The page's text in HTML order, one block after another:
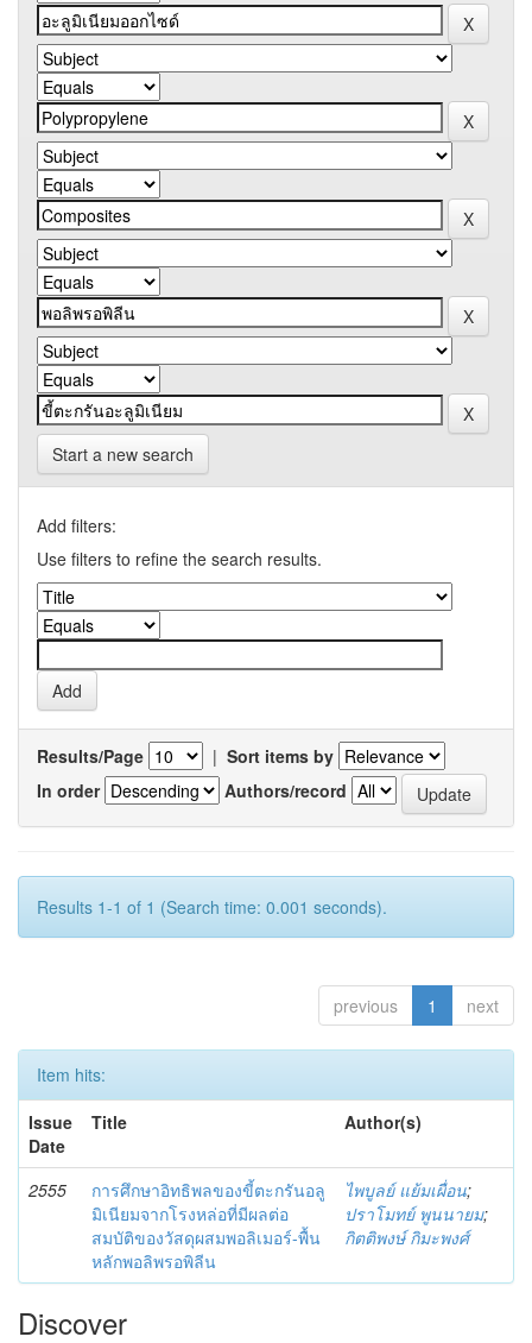
Start a new search
Add filters:
Use filters to refine the search results.
Results/Page | Sort items by
In order
Authors/record
Results 1-1 of 1 (Search time: 0.001 seconds).
previous 1 next
Item hits:
Issue
Date
Title Author(s)
2555
การศึกษาอิทธิพลของขี้ตะกรันอลู
มิเนียมจากโรงหล่อที่มีผลต่อ
สมบัติของวัสดุผสมพอลิเมอร์-พื้น
หลักพอลิพรอพิลีน
ไพบูลย์ แย้มเผื่อน;
ปราโมทย์ พูนนายม;
กิตติพงษ์ กิมะพงศ์
Discover